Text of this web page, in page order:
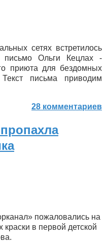
сетях встретилось
письмо Ольги Кецлах -
приюта для бездомных
письма приводим
28 комментариев
пожаловались на
в первой детской